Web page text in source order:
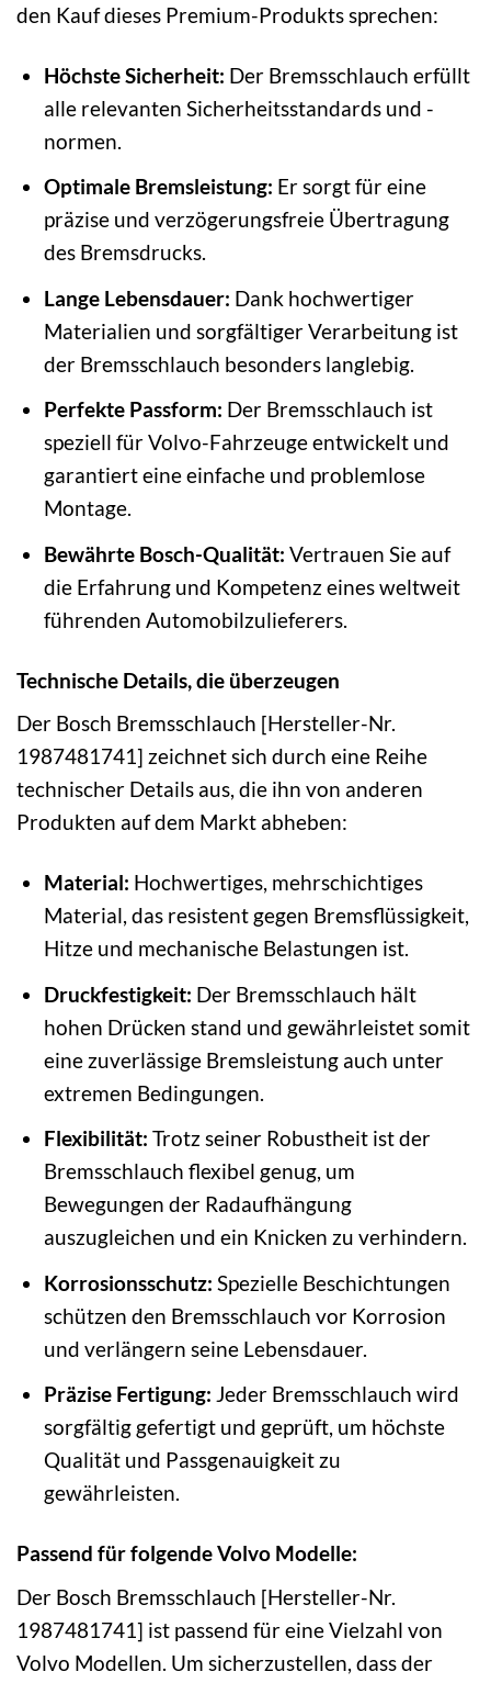
den Kauf dieses Premium-Produkts sprechen:
Höchste Sicherheit: Der Bremsschlauch erfüllt
alle relevanten Sicherheitsstandards und -
normen.
Optimale Bremsleistung: Er sorgt für eine
präzise und verzögerungsfreie Übertragung
des Bremsdrucks.
Lange Lebensdauer: Dank hochwertiger
Materialien und sorgfältiger Verarbeitung ist
der Bremsschlauch besonders langlebig.
Perfekte Passform: Der Bremsschlauch ist
speziell für Volvo-Fahrzeuge entwickelt und
garantiert eine einfache und problemlose
Montage.
Bewährte Bosch-Qualität: Vertrauen Sie auf
die Erfahrung und Kompetenz eines weltweit
führenden Automobilzulieferers.
Technische Details, die überzeugen
Der Bosch Bremsschlauch [Hersteller-Nr.
1987481741] zeichnet sich durch eine Reihe
technischer Details aus, die ihn von anderen
Produkten auf dem Markt abheben:
Material: Hochwertiges, mehrschichtiges
Material, das resistent gegen Bremsflüssigkeit,
Hitze und mechanische Belastungen ist.
Druckfestigkeit: Der Bremsschlauch hält
hohen Drücken stand und gewährleistet somit
eine zuverlässige Bremsleistung auch unter
extremen Bedingungen.
Flexibilität: Trotz seiner Robustheit ist der
Bremsschlauch flexibel genug, um
Bewegungen der Radaufhängung
auszugleichen und ein Knicken zu verhindern.
Korrosionsschutz: Spezielle Beschichtungen
schützen den Bremsschlauch vor Korrosion
und verlängern seine Lebensdauer.
Präzise Fertigung: Jeder Bremsschlauch wird
sorgfältig gefertigt und geprüft, um höchste
Qualität und Passgenauigkeit zu
gewährleisten.
Passend für folgende Volvo Modelle:
Der Bosch Bremsschlauch [Hersteller-Nr.
1987481741] ist passend für eine Vielzahl von
Volvo Modellen. Um sicherzustellen, dass der